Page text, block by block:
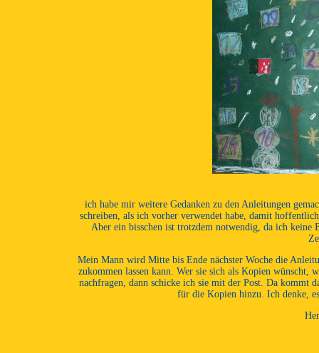
ich habe mir weitere Gedanken zu den Anleitungen
schreiben, als ich vorher verwendet habe, damit
Aber ein bisschen ist trotzdem notwendig, da ich keine
Mein Mann wird Mitte bis Ende nächster Woche die
zukommen lassen kann. Wer sie sich als Kopien
nachfragen, dann schicke ich sie mit der Post. Da kommt
für die Kopien hinzu. Ich denke,